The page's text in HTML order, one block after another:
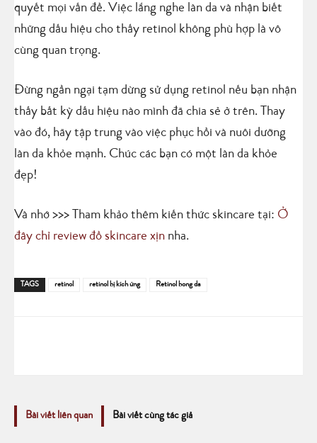
quyết mọi vấn đề. Việc lắng nghe làn da và nhận biết
những dấu hiệu cho thấy retinol không phù hợp là vô
cùng quan trọng.
Đừng ngần ngại tạm dừng sử dụng retinol nếu bạn nhận
thấy bất kỳ dấu hiệu nào mình đã chia sẻ ở trên. Thay
vào đó, hãy tập trung vào việc phục hồi và nuôi dưỡng
làn da khỏe mạnh. Chúc các bạn có một làn da khỏe
đẹp!
Và nhớ >>> Tham khảo thêm kiến thức skincare tại: Ở
đây chỉ review đồ skincare xịn nha.
TAGS retinol retinol bị kích ứng Retinol bong da
Bài viết liên quan Bài viết cùng tác giả